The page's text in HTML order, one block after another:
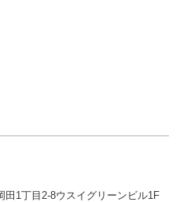
1丁目2-8ウスイグリーンビル1F